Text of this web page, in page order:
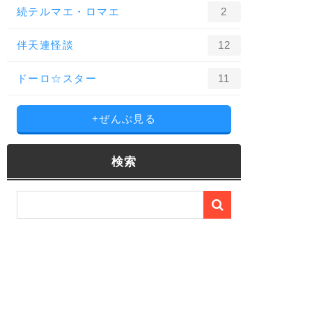
続テルマエ・ロマエ 2
伴天連怪談 12
ドーロ☆スター 11
+ぜんぶ見る
検索